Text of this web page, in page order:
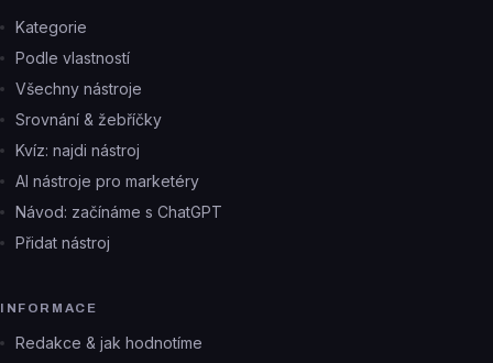
Kategorie
Podle vlastností
Všechny nástroje
Srovnání & žebříčky
Kvíz: najdi nástroj
AI nástroje pro marketéry
Návod: začínáme s ChatGPT
Přidat nástroj
INFORMACE
Redakce & jak hodnotíme